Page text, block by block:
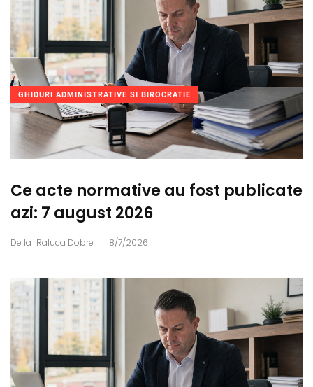
GHIDURI ADMINISTRATIVE SI BIROCRATIE
Ce acte normative au fost publicate
azi: 7 august 2026
De la Raluca Dobre . 8/7/2026